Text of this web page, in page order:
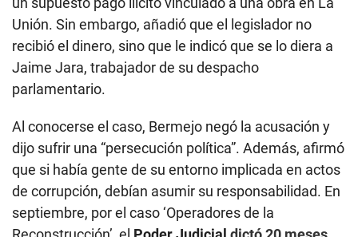
Al conocerse el caso,
Bermejo negó la acusación y
dijo sufrir una “persecución política”. Además, afirmó
que si había gente de su entorno implicada en actos
de corrupción, debían asumir su responsabilidad. En
septiembre, por el caso ‘Operadores de la
Reconstrucción’, elPoder Judicialdictó 20 meses
de prisión preventiva para su asesor Jaime Jara.
Días después, como parte de las pesquisas, el
Ministerio Públicoallanó la casa de Guillermo
Bermejo
Según la hipótesis de la Fiscalía de la